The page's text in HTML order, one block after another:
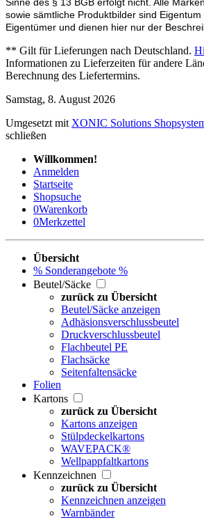
Sinne des § 13 BGB erfolgt nicht. Alle
sowie sämtliche Produktbilder sind
Eigentümer und dienen hier nur der
** Gilt für Lieferungen nach Deutschland.
Informationen zu Lieferzeiten für andere
Berechnung des Liefertermins.
Samstag, 8. August 2026
Umgesetzt mit XONIC Solutions
schließen
Willkommen!
Anmelden
Startseite
Shopsuche
0Warenkorb
0Merkzettel
Übersicht
% Sonderangebote %
Beutel/Säcke
zurück zu Übersicht
Beutel/Säcke anzeigen
Adhäsionsverschlussbeutel
Druckverschlussbeutel
Flachbeutel PE
Flachsäcke
Seitenfaltensäcke
Folien
Kartons
zurück zu Übersicht
Kartons anzeigen
Stülpdeckelkartons
WAVEPACK®
Wellpappfaltkartons
Kennzeichnen
zurück zu Übersicht
Kennzeichnen anzeigen
Warnbänder